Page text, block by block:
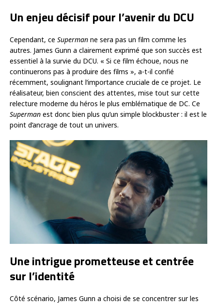
Un enjeu décisif pour l’avenir du DCU
Cependant, ce Superman ne sera pas un film comme les
autres. James Gunn a clairement exprimé que son succès est
essentiel à la survie du DCU. « Si ce film échoue, nous ne
continuerons pas à produire des films », a-t-il confié
récemment, soulignant l’importance cruciale de ce projet. Le
réalisateur, bien conscient des attentes, mise tout sur cette
relecture moderne du héros le plus emblématique de DC. Ce
Superman est donc bien plus qu’un simple blockbuster : il est le
point d’ancrage de tout un univers.
Une intrigue prometteuse et centrée
sur l’identité
Côté scénario, James Gunn a choisi de se concentrer sur les